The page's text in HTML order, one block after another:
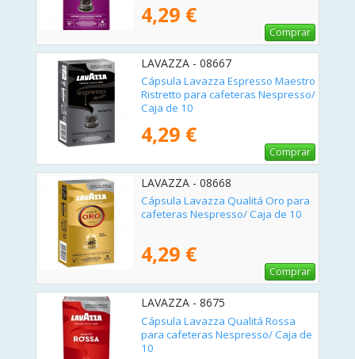
4,29 €
Comprar
LAVAZZA - 08667
Cápsula Lavazza Espresso Maestro
Ristretto para cafeteras Nespresso/
Caja de 10
4,29 €
Comprar
LAVAZZA - 08668
Cápsula Lavazza Qualitá Oro para
cafeteras Nespresso/ Caja de 10
4,29 €
Comprar
LAVAZZA - 8675
Cápsula Lavazza Qualitá Rossa
para cafeteras Nespresso/ Caja de
10